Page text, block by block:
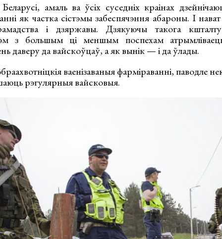
амаль ва ўсіх суседніх краінах
як частка сістэмы забеспячэння абароны. І
і дзяржавы. Дзякуючы такога
з большым ці меншым поспехам
даверу да вайскоўцаў, а як вынік — і да ўлады.
ваенізаваныя фарміраванні, паводле
рэгулярныя вайсковыя.